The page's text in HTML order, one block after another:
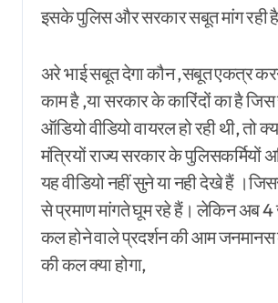
इसके पुलिस और सरकार सबूत मांग रही
अरे भाई सबूत देगा कौन ,सबूत एकत्र
काम है ,या सरकार के कारिंदों का है
ऑडियो वीडियो वायरल हो रही थी, तो
मंत्रियों राज्य सरकार के पुलिसकर्मियों
यह वीडियो नहीं सुने या नही देखे हैं
से प्रमाण मांगते घूम रहे हैं। लेकिन अब 4
कल होने वाले प्रदर्शन की आम जनमानस
की कल क्या होगा,